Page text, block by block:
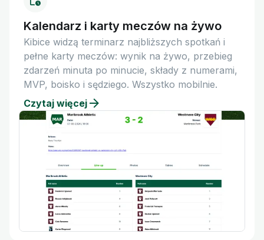
Kalendarz i karty meczów na żywo
Kibice widzą terminarz najbliższych spotkań i
pełne karty meczów: wynik na żywo, przebieg
zdarzeń minuta po minucie, składy z numerami,
MVP, boisko i sędziego. Wszystko mobilnie.
Czytaj więcej